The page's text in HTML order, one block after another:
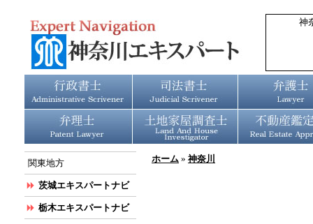
神
ホーム » 神奈川
関東地方
茨城エキスパートナビ
栃木エキスパートナビ